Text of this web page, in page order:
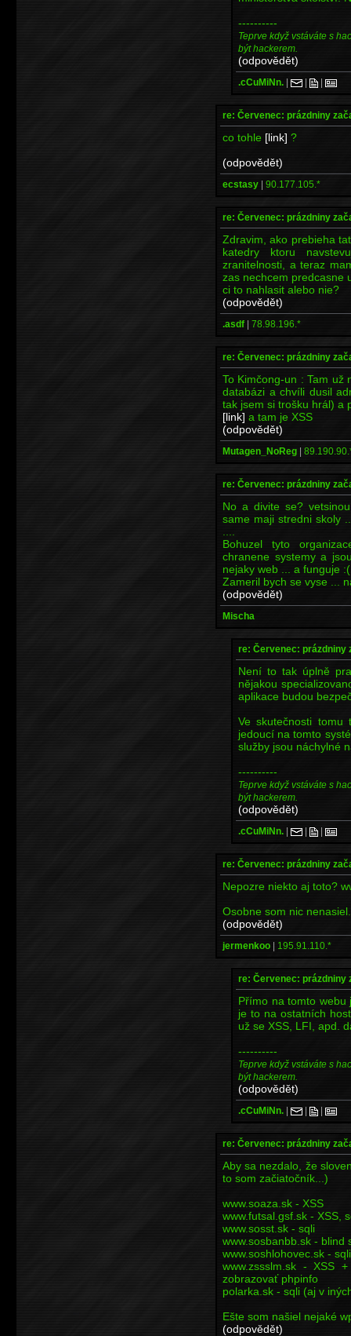
----------
Teprve když vstáváte s
být hackerem.
(odpovědět)
.cCuMiNn. | | |
re: Červenec: prázdniny
co tohle [link] ?
(odpovědět)
ecstasy | 90.177.105.*
re: Červenec: prázdniny
Zdravim, ako prebieha
katedry ktoru
zranitelnosti, a teraz
zas nechcem predcasne
ci to nahlasit alebo nie?
(odpovědět)
.asdf | 78.98.196.*
re: Červenec: prázdniny
To Kimčong-un : Tam už
databázi a chvíli dusil
tak jsem si trošku hrál) a
[link] a tam je XSS
(odpovědět)
Mutagen_NoReg |
re: Červenec: prázdniny
No a divite se?
same maji stredni skoly
Bohuzel tyto
chranene systemy a
nejaky web ... a funguje :(
Zameril bych se vyse ...
(odpovědět)
Mischa
re: Červenec: prázdniny
Není to tak úplně
nějakou
aplikace budou
Ve skutečnosti
jedoucí na tomto
služby jsou náchylné
----------
Teprve když vstáváte s
být hackerem.
(odpovědět)
.cCuMiNn. | | |
re: Červenec: prázdniny
Nepozre niekto aj toto?
Osobne som nic nenasiel.
(odpovědět)
jermenkoo | 195.91.110.*
re: Červenec: prázdniny
Přímo na tomto webu
je to na ostatních
už se XSS, LFI, apd.
----------
Teprve když vstáváte s
být hackerem.
(odpovědět)
.cCuMiNn. | | |
re: Červenec: prázdniny
Aby sa nezdalo, že
to som začiatočník...)
www.soaza.sk - XSS
www.futsal.gsf.sk - XSS,
www.sosst.sk - sqli
www.sosbanbb.sk - blind
www.soshlohovec.sk - sqli
www.zssslm.sk - XSS
zobrazovať phpinfo
polarka.sk - sqli (aj v
Ešte som našiel nejaké
(odpovědět)